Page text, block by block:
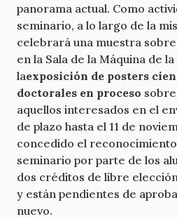
panorama actual. Como
seminario, a lo largo de la
celebrará una muestra
en la Sala de la Máquina de
laexposición de posters
doctorales en proceso
aquellos interesados en el
de plazo hasta el 11 de
concedido el
seminario por parte de los
dos créditos de libre
y están pendientes de
nuevo.